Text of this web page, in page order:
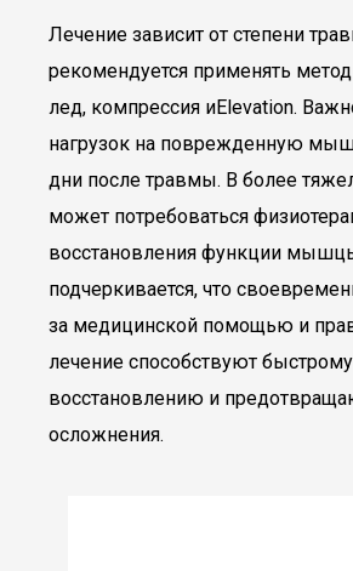
Лечение зависит от степени
рекомендуется применять метод
лед, компрессия иElevation.
нагрузок на поврежденную
дни после травмы. В более
может потребоваться
восстановления функции
подчеркивается, что
за медицинской помощью и
лечение способствуют быстрому
восстановлению и
осложнения.